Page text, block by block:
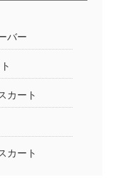
バー
カート
カート